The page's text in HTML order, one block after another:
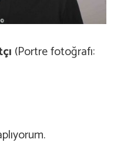
(Portre fotoğrafı: